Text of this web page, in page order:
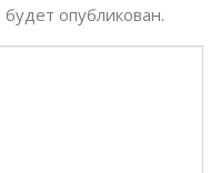
опубликован.